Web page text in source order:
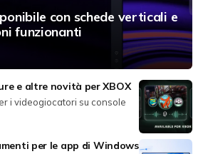
con schede verticali e
funzionanti
e altre novità per XBOX
i videogiocatori su console
per le app di Windows